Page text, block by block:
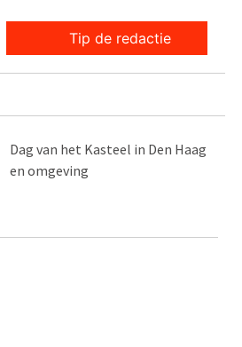
Tip de redactie
Dag van het Kasteel in Den Haag
en omgeving